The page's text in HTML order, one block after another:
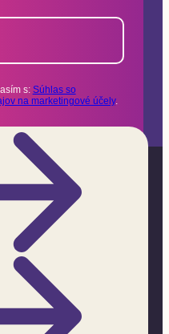
s: Súhlas so
na marketingové účely.